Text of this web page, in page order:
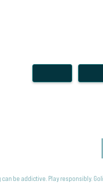
can be addictive. Play responsibly.